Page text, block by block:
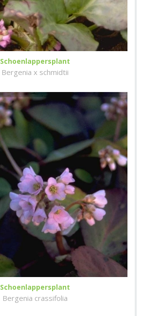
Schoenlappersplant
Bergenia x schmidtii
Schoenlappersplant
Bergenia crassifolia